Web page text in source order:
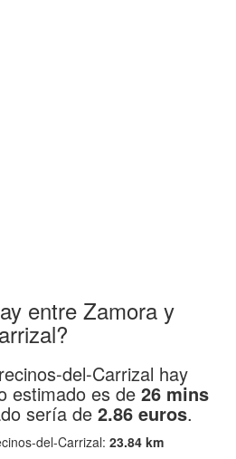
entre Zamora y
del-Carrizal hay
estimado es de 26 mins
sería de 2.86 euros.
del-Carrizal: 23.84 km